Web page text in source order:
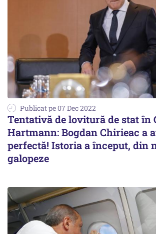
Publicat pe 07 Dec 2022
Tentativă de lovitură de stat în
Hartmann: Bogdan Chirieac a
perfectă! Istoria a început, din
galopeze